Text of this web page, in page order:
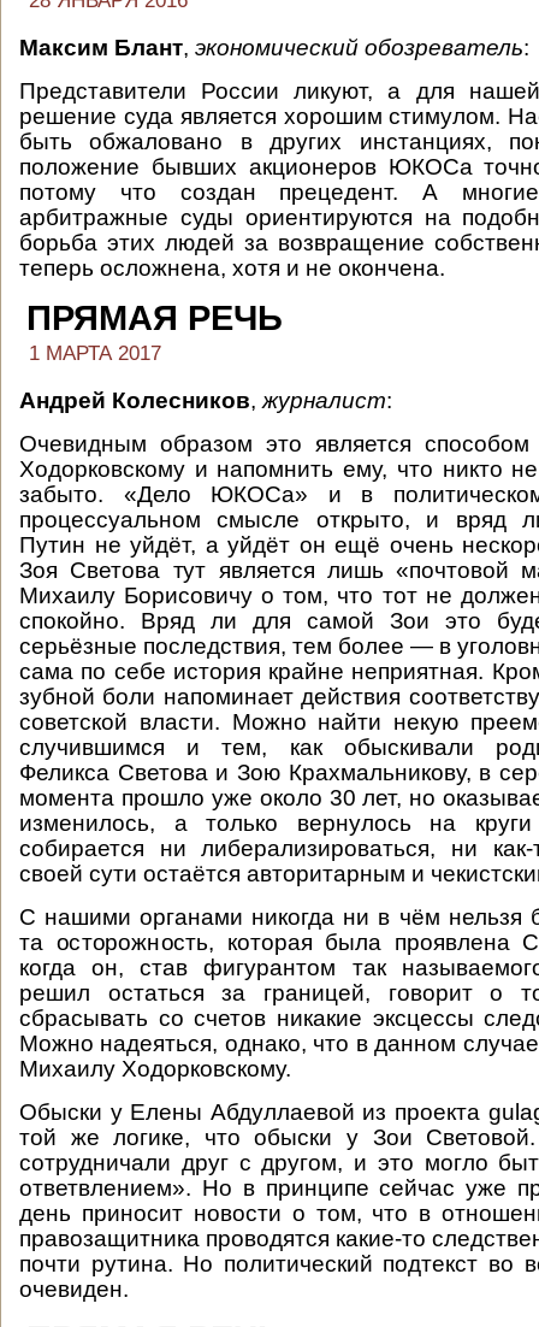
Максим Блант, экономический обозреватель:
Представители России ликуют, а для
решение суда является хорошим стимулом.
быть обжаловано в других инстанциях,
положение бывших акционеров ЮКОСа
потому что создан прецедент. А
арбитражные суды ориентируются на
борьба этих людей за возвращение
теперь осложнена, хотя и не окончена.
ПРЯМАЯ РЕЧЬ
1 МАРТА 2017
Андрей Колесников, журналист:
Очевидным образом это является способом
Ходорковскому и напомнить ему, что никто
забыто. «Дело ЮКОСа» и в
процессуальном смысле открыто, и вряд
Путин не уйдёт, а уйдёт он ещё очень
Зоя Светова тут является лишь «почтовой
Михаилу Борисовичу о том, что тот не
спокойно. Вряд ли для самой Зои это
серьёзные последствия, тем более — в
сама по себе история крайне неприятная.
зубной боли напоминает действия
советской власти. Можно найти некую
случившимся и тем, как обыскивали
Феликса Светова и Зою Крахмальникову, в
момента прошло уже около 30 лет, но
изменилось, а только вернулось на
собирается ни либерализироваться, ни
своей сути остаётся авторитарным и
С нашими органами никогда ни в чём нельзя
та осторожность, которая была проявлена
когда он, став фигурантом так
решил остаться за границей, говорит о
сбрасывать со счетов никакие эксцессы
Можно надеяться, однако, что в данном
Михаилу Ходорковскому.
Обыски у Елены Абдуллаевой из проекта
той же логике, что обыски у Зои
сотрудничали друг с другом, и это могло
ответвлением». Но в принципе сейчас уже
день приносит новости о том, что в
правозащитника проводятся какие-то
почти рутина. Но политический подтекст во
очевиден.